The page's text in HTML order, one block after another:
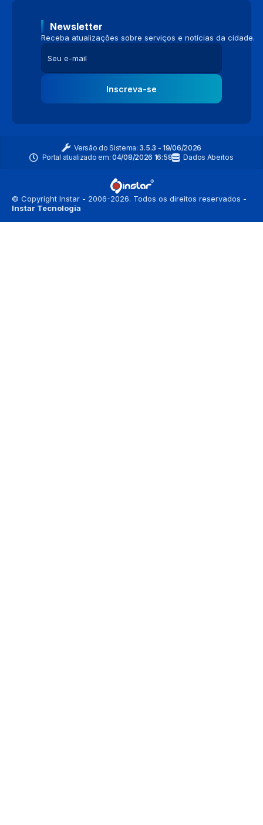
Newsletter
Receba atualizações sobre serviços e notícias da cidade.
Inscreva-se
Versão do Sistema: 3.5.3 - 19/06/2026
Portal atualizado em:04/08/2026 16:58 Dados Abertos
© Copyright Instar - 2006-2026. Todos os direitos reservados -
Instar Tecnologia